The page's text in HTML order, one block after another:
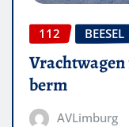
112 BEESEL
berm
AVLimburg